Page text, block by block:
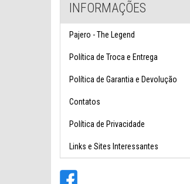
INFORMAÇÕES
Pajero - The Legend
Política de Troca e Entrega
Política de Garantia e Devolução
Contatos
Política de Privacidade
Links e Sites Interessantes